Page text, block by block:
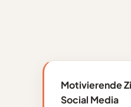
Motivierende
Social Media